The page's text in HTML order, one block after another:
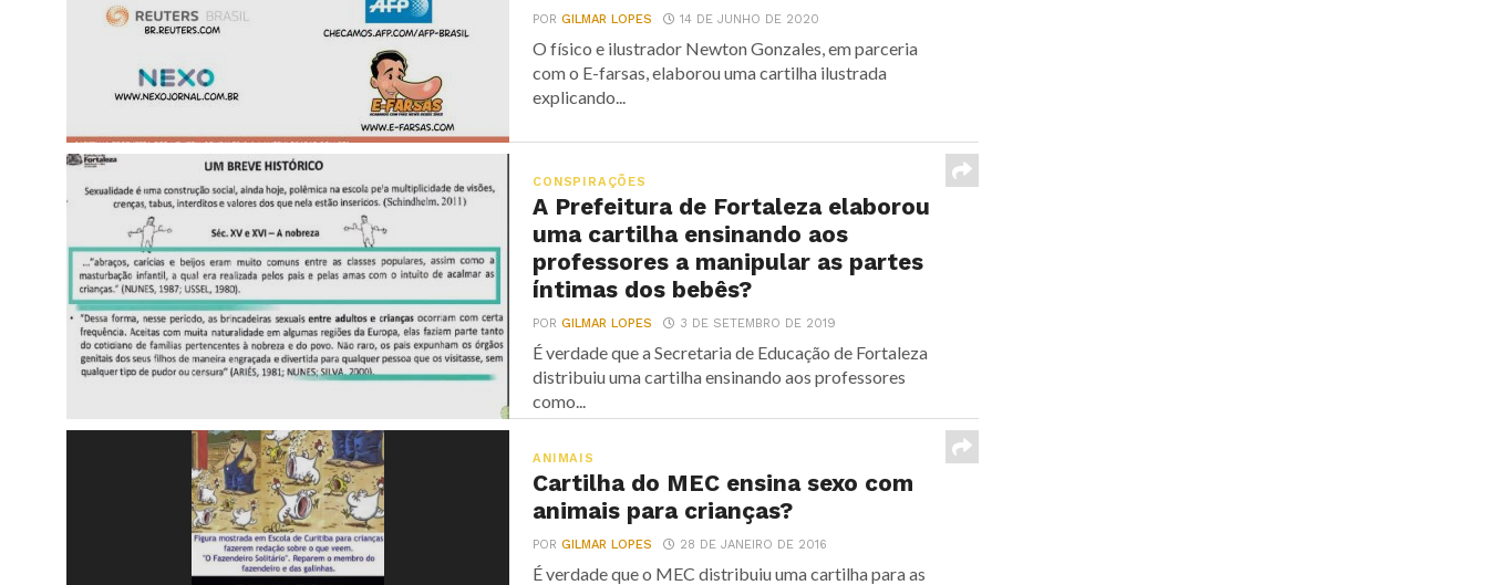
PORGILMAR LOPES 14 DE JUNHO DE 2020
O físico e ilustrador Newton Gonzales, em parceria
com o E-farsas, elaborou uma cartilha ilustrada
explicando...
CONSPIRAÇÕES
A Prefeitura de Fortaleza elaborou
uma cartilha ensinando aos
professores a manipular as partes
íntimas dos bebês?
PORGILMAR LOPES 3 DE SETEMBRO DE 2019
É verdade que a Secretaria de Educação de Fortaleza
distribuiu uma cartilha ensinando aos professores
como...
ANIMAIS
Cartilha do MEC ensina sexo com
animais para crianças?
PORGILMAR LOPES 28 DE JANEIRO DE 2016
É verdade que o MEC distribuiu uma cartilha para as